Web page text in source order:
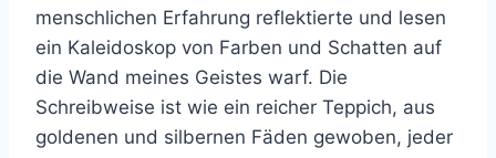
menschlichen Erfahrung reflektierte und lesen
ein Kaleidoskop von Farben und Schatten auf
die Wand meines Geistes warf. Die
Schreibweise ist wie ein reicher Teppich, aus
goldenen und silbernen Fäden gewoben, jeder